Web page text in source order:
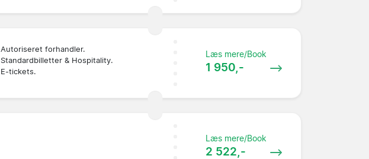
Autoriseret forhandler.
Standardbilletter & Hospitality.
E-tickets.
Læs mere/Book
1 950,-
Læs mere/Book
2 522,-